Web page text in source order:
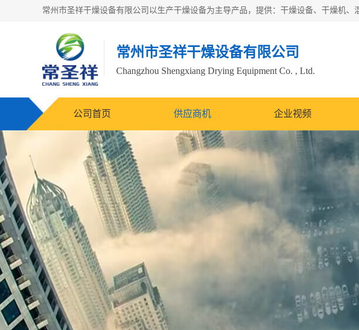
常州市圣祥干燥设备有限公司
Changzhou Shengxiang Drying Equipment Co. , Ltd.
公司首页 供应商机 企业视频